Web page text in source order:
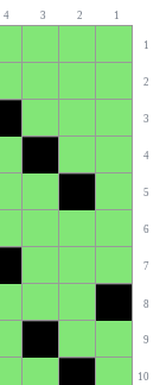
1
1
2
3
4
2
3
4
5
6
7
8
9
10